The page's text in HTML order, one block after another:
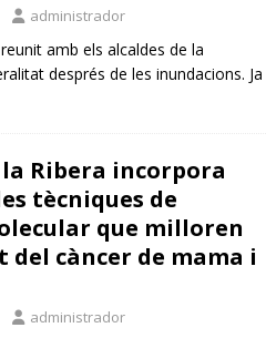
administrador
amb els alcaldes de la
després de les inundacions. Ja
la Ribera incorpora
tècniques de
que milloren
càncer de mama i
administrador